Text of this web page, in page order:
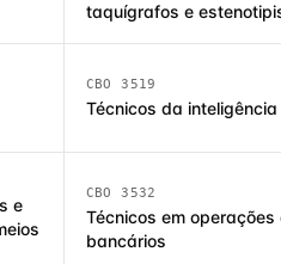
taquígrafos e
CBO 3519
Técnicos da inteligência
e
CBO 3532
Técnicos em operações
bancários